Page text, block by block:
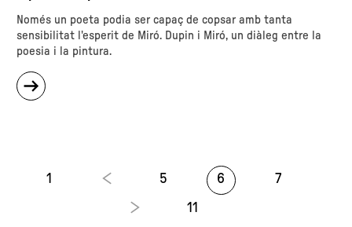
Només un poeta podia ser capaç de copsar amb tanta
sensibilitat l'esperit de Miró. Dupin i Miró, un diàleg entre la
poesia i la pintura.
poesia"
1 5 6 7
11